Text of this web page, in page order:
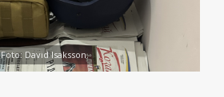
Foto: David Isaksson.